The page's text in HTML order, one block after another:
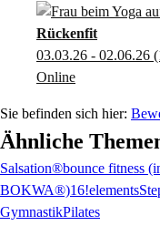
Rückenfit
03.03.26 - 02.06.26
Online
Ähnliche
Salsation®bounce fitness
BOKWA®)16!elements
GymnastikPilates